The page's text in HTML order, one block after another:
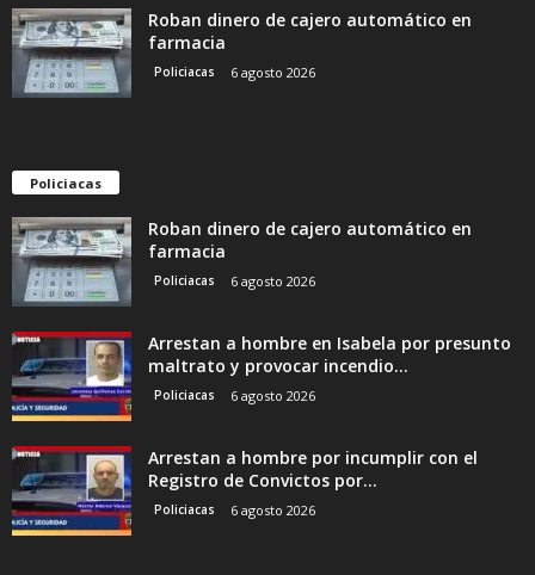
Roban dinero de cajero automático en
farmacia
Policiacas 6 agosto 2026
Policiacas
Roban dinero de cajero automático en
farmacia
Policiacas 6 agosto 2026
Arrestan a hombre en Isabela por presunto
maltrato y provocar incendio...
Policiacas 6 agosto 2026
Arrestan a hombre por incumplir con el
Registro de Convictos por...
Policiacas 6 agosto 2026